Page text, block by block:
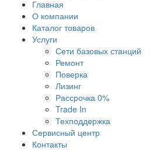
Главная
О компании
Каталог товаров
Услуги
Сети базовых станций
Ремонт
Поверка
Лизинг
Рассрочка 0%
Trade In
Техподдержка
Сервисный центр
Контакты